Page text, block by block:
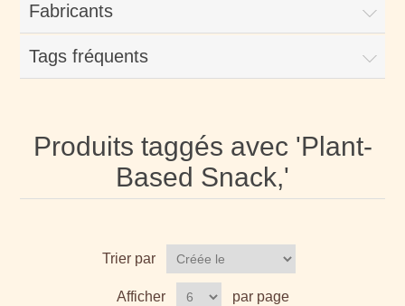
Fabricants
Tags fréquents
Produits taggés avec 'Plant-
Based Snack,'
Trier par
Afficher par page